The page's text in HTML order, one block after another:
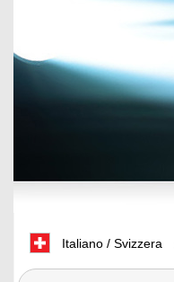
Italiano / Svizzera